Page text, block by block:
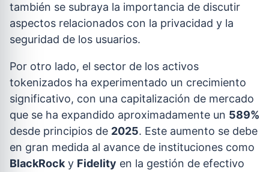
también se subraya la importancia de discutir
aspectos relacionados con la privacidad y la
seguridad de los usuarios.
Por otro lado, el sector de los activos
tokenizados ha experimentado un crecimiento
significativo, con una capitalización de mercado
que se ha expandido aproximadamente un 589%
desde principios de 2025. Este aumento se debe
en gran medida al avance de instituciones como
BlackRock y Fidelity en la gestión de efectivo